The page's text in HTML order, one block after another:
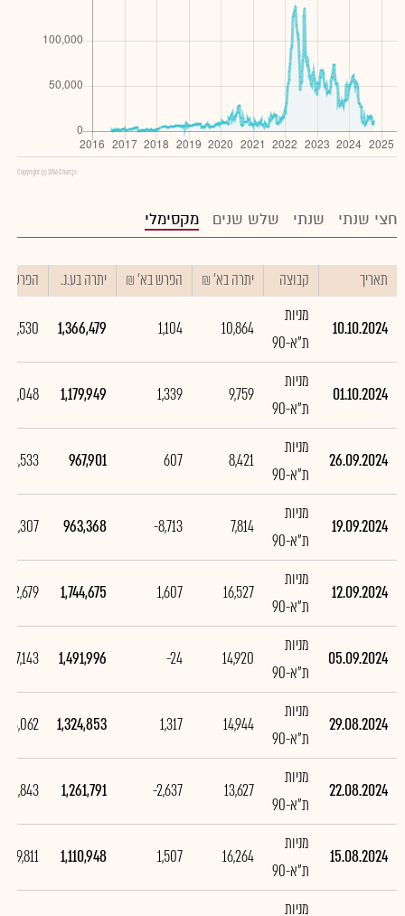
Copyright (c) 2016 Chart.js
חצי שנתי שנתי שלש שנים מקסימלי
תאריך קבוצה יתרה בא' ₪ הפרש בא' ₪ יתרה בע.נ. הפרש
10.10.2024
מניות
ת"א-90
10,864
1,104
1,366,479
186,530
01.10.2024
מניות
ת"א-90
9,759
1,339
1,179,949
212,048
26.09.2024
מניות
ת"א-90
8,421
607
967,901
4,533
19.09.2024
מניות
ת"א-90
7,814
-8,713
963,368
12.09.2024
מניות
ת"א-90
16,527
1,607
1,744,675
252,679
05.09.2024
מניות
ת"א-90
14,920
-24
1,491,996
167,143
29.08.2024
מניות
ת"א-90
14,944
1,317
1,324,853
63,062
22.08.2024
מניות
ת"א-90
13,627
-2,637
1,261,791
150,843
15.08.2024
מניות
ת"א-90
16,264
1,507
1,110,948
29,811
מניות